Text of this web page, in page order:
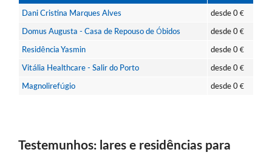
Dani Cristina Marques Alves
desde0€
Domus Augusta - Casa de Repouso de Óbidos
desde0€
Residência Yasmin
desde0€
Vitália Healthcare - Salir do Porto
desde0€
Magnolirefúgio
desde0€
Testemunhos: lares e residências para